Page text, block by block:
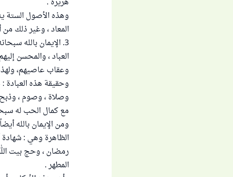
وهذه الأصول الستة
المعاد ، وغير ذلك
3. الإيمان بالله
العباد ، والمحسن
وعقاب عاصيهم،
وحقيقة هذه العبادة
وصلاة ، وصوم ، وذبح
مع كمال الحب له
ومن الإيمان بالله
الظاهرة وهي : شهادة
رمضان ، وحج بيت
المطهر .